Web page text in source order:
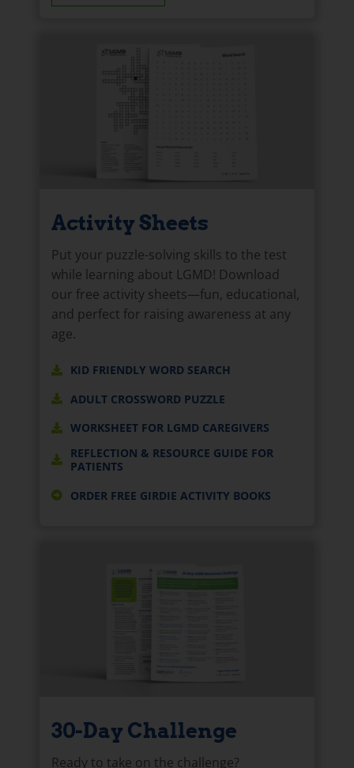
Activity Sheets
Put your puzzle-solving skills to the test
while learning about LGMD! Download
our free activity sheets—fun, educational,
and perfect for raising awareness at any
age.
KID FRIENDLY WORD SEARCH
ADULT CROSSWORD PUZZLE
WORKSHEET FOR LGMD CAREGIVERS
REFLECTION & RESOURCE GUIDE FOR
PATIENTS
ORDER FREE GIRDIE ACTIVITY BOOKS
30-Day Challenge
Ready to take on the challenge?